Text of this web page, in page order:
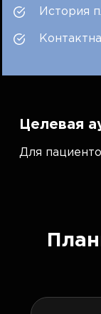
История
Целевая
Для